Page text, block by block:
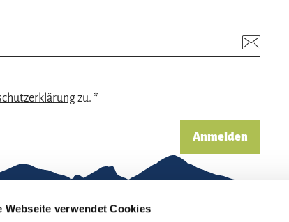
Webseite verwendet Cookies
zu. *
Anmelden